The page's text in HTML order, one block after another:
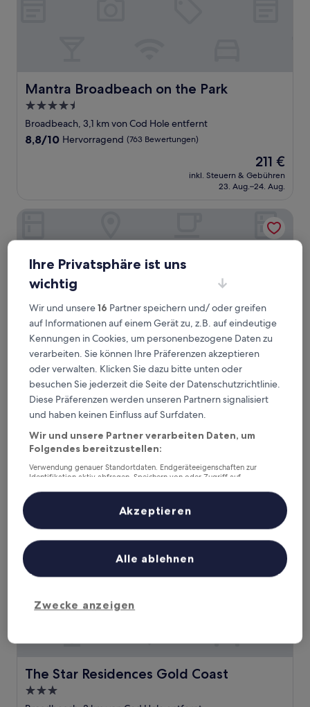
Mantra Broadbeach on the Park
Mantra Broadbeach on the Park
4.5-
Sterne-
Unterkunft
Broadbeach, 3,1 km von Cod Hole entfernt
8.8
8,8/10 Hervorragend (763 Bewertungen)
Der
Preis
beträgt
211 €
inkl. Steuern & Gebühren
23. Aug.–24. Aug.
Turtle Beach Resort
Turtle Beach Resort
4.0-
Sterne-
Mermaid Beach, 2,7 km von Cod Hole entfernt
8.6
von
10,
Hervorragend,
(1.002
Bewertungen)
8,6/10 Hervorragend (1.002 Bewertungen)
Preis
238 €
inkl. Steuern & Gebühren
7. Aug.–8. Aug.
The Star Residences Gold Coast
The Star Residences Gold Coast
3.0-
The Star Residences Gold Coast
Ihre Privatsphäre ist uns
wichtig
Wir und unsere16 Partner speichern und/ oder greifen
auf Informationen auf einem Gerät zu, z.B. auf eindeutige
Kennungen in Cookies, um personenbezogene Daten zu
verarbeiten. Sie können Ihre Präferenzen akzeptieren
oder verwalten. Klicken Sie dazu bitte unten oder
besuchen Sie jederzeit die Seite der Datenschutzrichtlinie.
Diese Präferenzen werden unseren Partnern signalisiert
und haben keinen Einfluss auf Surfdaten.
Wir und unsere Partner verarbeiten Daten, um
Folgendes bereitzustellen:
Verwendung genauer Standortdaten. Endgeräteeigenschaften zur
Identifikation aktiv abfragen. Speichern von oder Zugriff auf
Inhalte, Messung von Werbeleistung und der Performance von Inhalten,
Zielgruppenforschung sowie Entwicklung und Verbesserung von
Liste der Partner (Lieferanten)
Zwecke anzeigen
Alle ablehnen
Akzeptieren